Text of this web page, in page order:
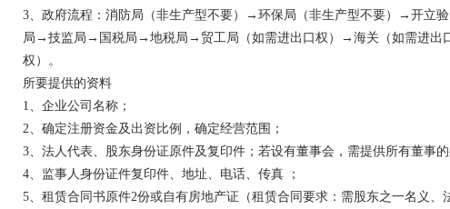
3、政府流程：消防局（非生产型不要）→环保局（非生产型不要）→开
局→技监局→国税局→地税局→贸工局（如需进出口权）→海关（如需进出
权）。
所要提供的资料
1、企业公司名称；
2、确定注册资金及出资比例，确定经营范围；
3、法人代表、股东身份证原件及复印件；若设有董事会，需提供所有董事
4、监事人身份证件复印件、地址、电话、传真 ；
5、租赁合同书原件2份或自有房地产证（租赁合同要求：需股东之一名义、